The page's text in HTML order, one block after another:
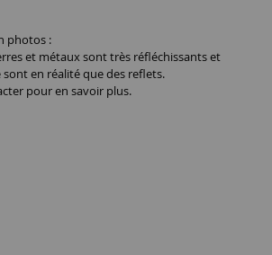
photos :
et métaux sont très réfléchissants et
en réalité que des reflets.
pour en savoir plus.